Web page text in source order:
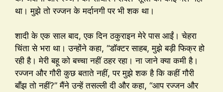
था। मुझे तो रज्जन के मर्दानगी पर भी शक था।
शादी के एक साल बाद, एक दिन ठकुराइन मेरे पास आईं। चेहरा
चिंता से भरा था। उन्होंने कहा, “डॉक्टर साहब, मुझे बड़ी फिक्र हो
रही है। मेरी बहू को बच्चा नहीं ठहर रहा। ना जाने क्या कमी है।
रज्जन और गौरी कुछ बताते नहीं, पर मुझे शक है कि कहीं गौरी
बाँझ तो नहीं?” मैंने उन्हें तसल्ली दी और कहा, “आप रज्जन और